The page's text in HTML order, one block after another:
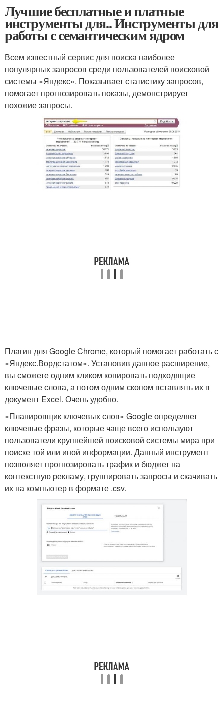
Лучшие бесплатные и платные
инструменты для.. Инструменты для
работы с семантическим ядром
Всем известный сервис для поиска наиболее
популярных запросов среди пользователей поисковой
системы «Яндекс». Показывает статистику запросов,
помогает прогнозировать показы, демонстрирует
похожие запросы.
Плагин для Google Chrome, который помогает работать с
«Яндекс.Вордстатом». Установив данное расширение,
вы сможете одним кликом копировать подходящие
ключевые слова, а потом одним скопом вставлять их в
документ Excel. Очень удобно.
«Планировщик ключевых слов» Google определяет
ключевые фразы, которые чаще всего используют
пользователи крупнейшей поисковой системы мира при
поиске той или иной информации. Данный инструмент
позволяет прогнозировать трафик и бюджет на
контекстную рекламу, группировать запросы и скачивать
их на компьютер в формате .csv.